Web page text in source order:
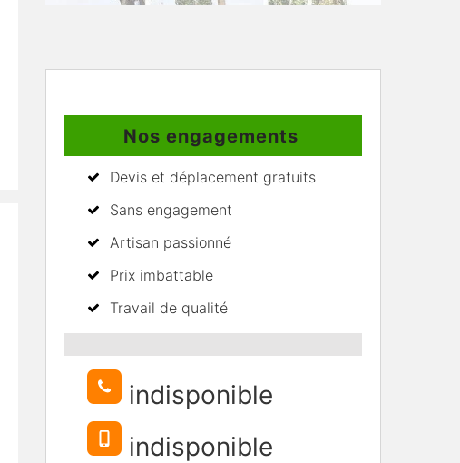
Nos engagements
Devis et déplacement gratuits
Sans engagement
Artisan passionné
Prix imbattable
Travail de qualité
indisponible
indisponible